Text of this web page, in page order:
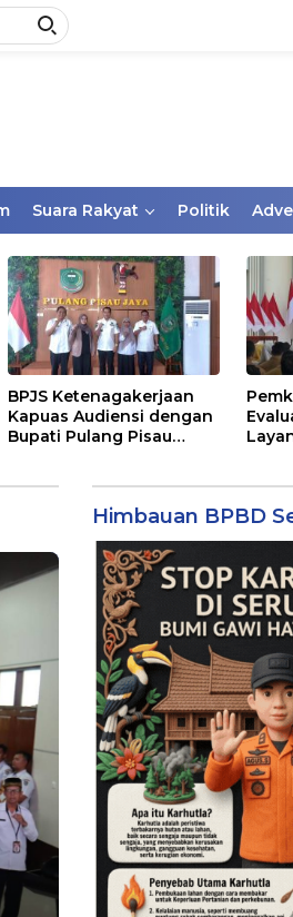
Suara Rakyat Politik
BPJS Ketenagakerjaan
Kapuas Audiensi dengan
Bupati Pulang Pisau
Himbauan BPBD